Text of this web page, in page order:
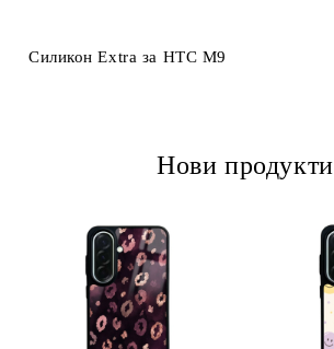
Силикон Extra за HTC M9
Нови продукти